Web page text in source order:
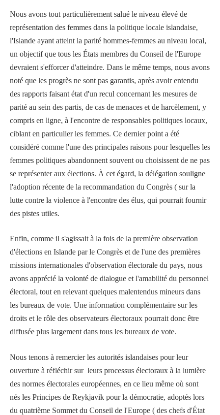
Nous avons tout particulièrement salué le niveau élevé de
représentation des femmes dans la politique locale islandaise,
l'Islande ayant atteint la parité hommes-femmes au niveau local,
un objectif que tous les États membres du Conseil de l'Europe
devraient s'efforcer d'atteindre. Dans le même temps, nous avons
noté que les progrès ne sont pas garantis, après avoir entendu
des rapports faisant état d'un recul concernant les mesures de
parité au sein des partis, de cas de menaces et de harcèlement, y
compris en ligne, à l'encontre de responsables politiques locaux,
ciblant en particulier les femmes. Ce dernier point a été
considéré comme l'une des principales raisons pour lesquelles les
femmes politiques abandonnent souvent ou choisissent de ne pas
se représenter aux élections. À cet égard, la délégation souligne
l'adoption récente de la recommandation du Congrès ( sur la
lutte contre la violence à l'encontre des élus, qui pourrait fournir
des pistes utiles.
Enfin, comme il s'agissait à la fois de la première observation
d'élections en Islande par le Congrès et de l'une des premières
missions internationales d'observation électorale du pays, nous
avons apprécié la volonté de dialogue et l'amabilité du personnel
électoral, tout en relevant quelques malentendus mineurs dans
les bureaux de vote. Une information complémentaire sur les
droits et le rôle des observateurs électoraux pourrait donc être
diffusée plus largement dans tous les bureaux de vote.
Nous tenons à remercier les autorités islandaises pour leur
ouverture à réfléchir sur leurs processus électoraux à la lumière
des normes électorales européennes, en ce lieu même où sont
nés les Principes de Reykjavik pour la démocratie, adoptés lors
du quatrième Sommet du Conseil de l'Europe ( des chefs d'État